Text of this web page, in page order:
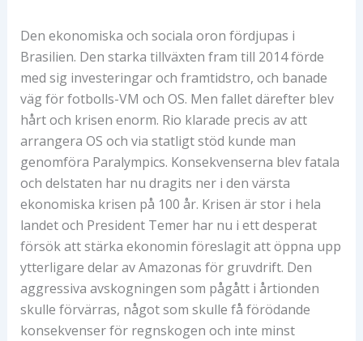
Den ekonomiska och sociala oron fördjupas i
Brasilien. Den starka tillväxten fram till 2014 förde
med sig investeringar och framtidstro, och banade
väg för fotbolls-VM och OS. Men fallet därefter blev
hårt och krisen enorm. Rio klarade precis av att
arrangera OS och via statligt stöd kunde man
genomföra Paralympics. Konsekvenserna blev fatala
och delstaten har nu dragits ner i den värsta
ekonomiska krisen på 100 år. Krisen är stor i hela
landet och President Temer har nu i ett desperat
försök att stärka ekonomin föreslagit att öppna upp
ytterligare delar av Amazonas för gruvdrift. Den
aggressiva avskogningen som pågått i årtionden
skulle förvärras, något som skulle få förödande
konsekvenser för regnskogen och inte minst